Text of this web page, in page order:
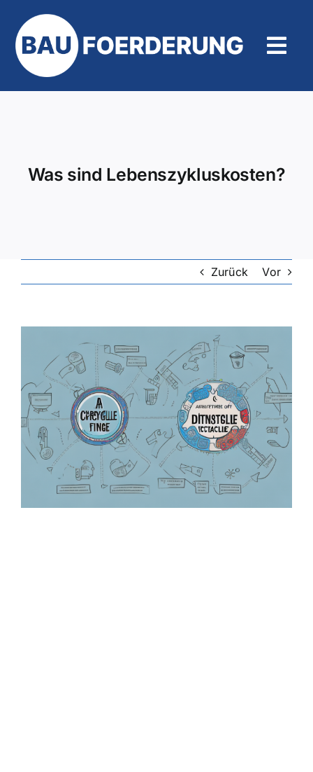
Inhalt
springen
Was sind Lebenszykluskosten?
Zurück Vor
grösseres